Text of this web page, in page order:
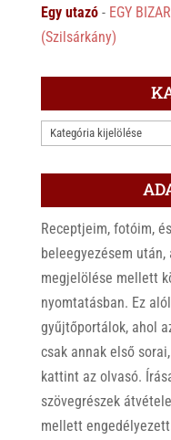
Egy utazó- EGY
(Szilsárkány)
KATEGÓRIÁK
Receptjeim, fotóim,
beleegyezésem
megjelölése mellett
nyomtatásban. Ez
gyűjtőportálok, ahol
csak annak első
kattint az olvasó.
szövegrészek
mellett